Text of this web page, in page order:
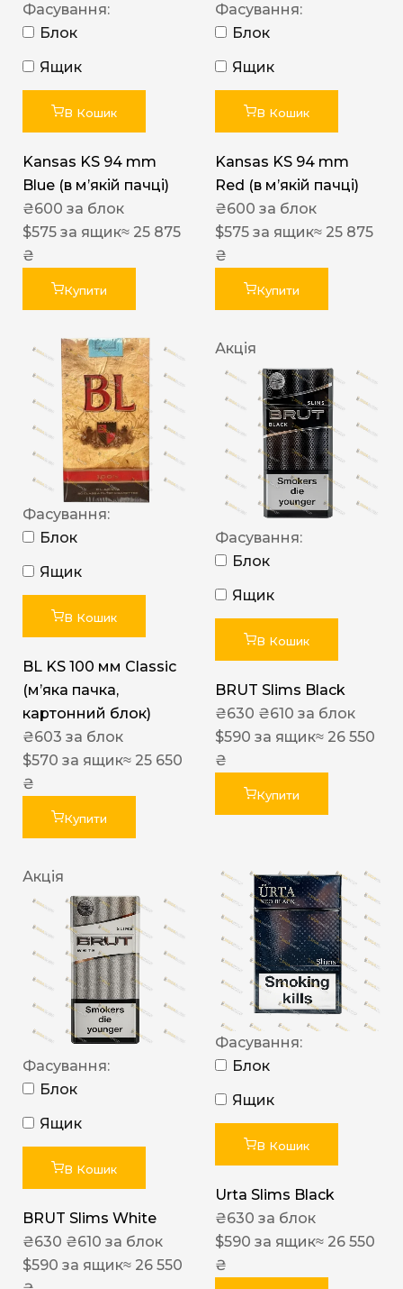
Фасування:
Блок
Ящик
В Кошик
Kansas KS 94 mm
Blue (в мʼякій пачці)
₴600 за блок
$575 за ящик≈ 25 875
₴
Купити
Фасування:
Блок
Ящик
В Кошик
Kansas KS 94 mm
Red (в мʼякій пачці)
₴600 за блок
$575 за ящик≈ 25 875
₴
Купити
Фасування:
Блок
Ящик
В Кошик
BL KS 100 мм Classic
(м’яка пачка,
картонний блок)
₴603 за блок
$570 за ящик≈ 25 650
₴
Купити
Акція
Фасування:
Блок
Ящик
В Кошик
BRUT Slims Black
₴630 ₴610 за блок
$590 за ящик≈ 26 550
₴
Купити
Акція
Фасування:
Блок
Ящик
В Кошик
BRUT Slims White
₴630 ₴610 за блок
$590 за ящик≈ 26 550
Фасування:
Блок
Ящик
В Кошик
Urta Slims Black
₴630 за блок
$590 за ящик≈ 26 550
₴